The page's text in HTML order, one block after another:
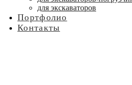
для экскаваторов
Портфолио
Контакты